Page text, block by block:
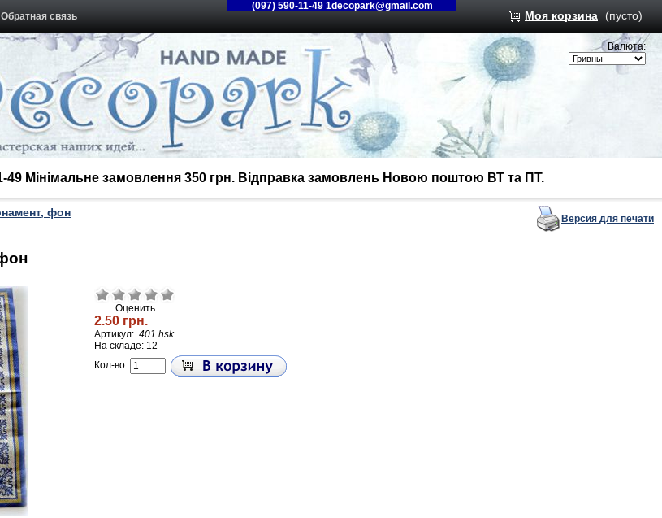
Обратная связь
(097) 590-11-49 1decopark@gmail.com
Моя корзина (пусто)
Валюта:
49 Мінімальне замовлення 350 грн. Відправка замовлень Новою поштою ВТ та ПТ.
фон Версия для печати
Оценить
2.50 грн.
Артикул: 401 hsk
На складе: 12
Кол-во: